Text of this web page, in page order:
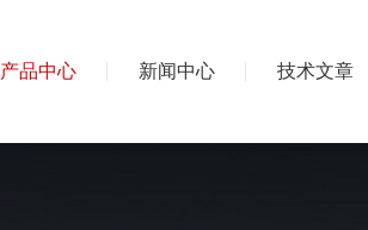
产品中心 新闻中心 技术文章